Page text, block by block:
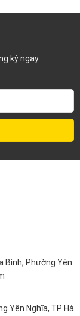
ký ngay.
Bình, Phường Yên
Yên Nghĩa, TP Hà